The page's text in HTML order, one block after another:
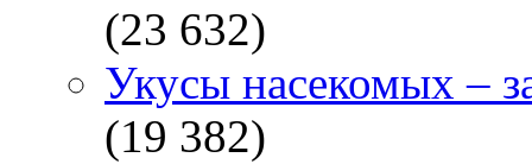
(23 632)
Укусы насекомых –
(19 382)